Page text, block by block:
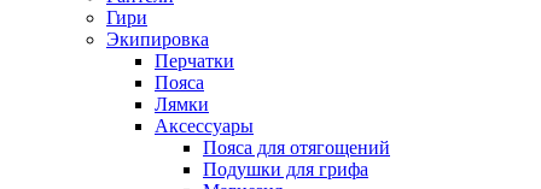
Гири
Экипировка
Перчатки
Пояса
Лямки
Аксессуары
Пояса для отягощений
Подушки для грифа